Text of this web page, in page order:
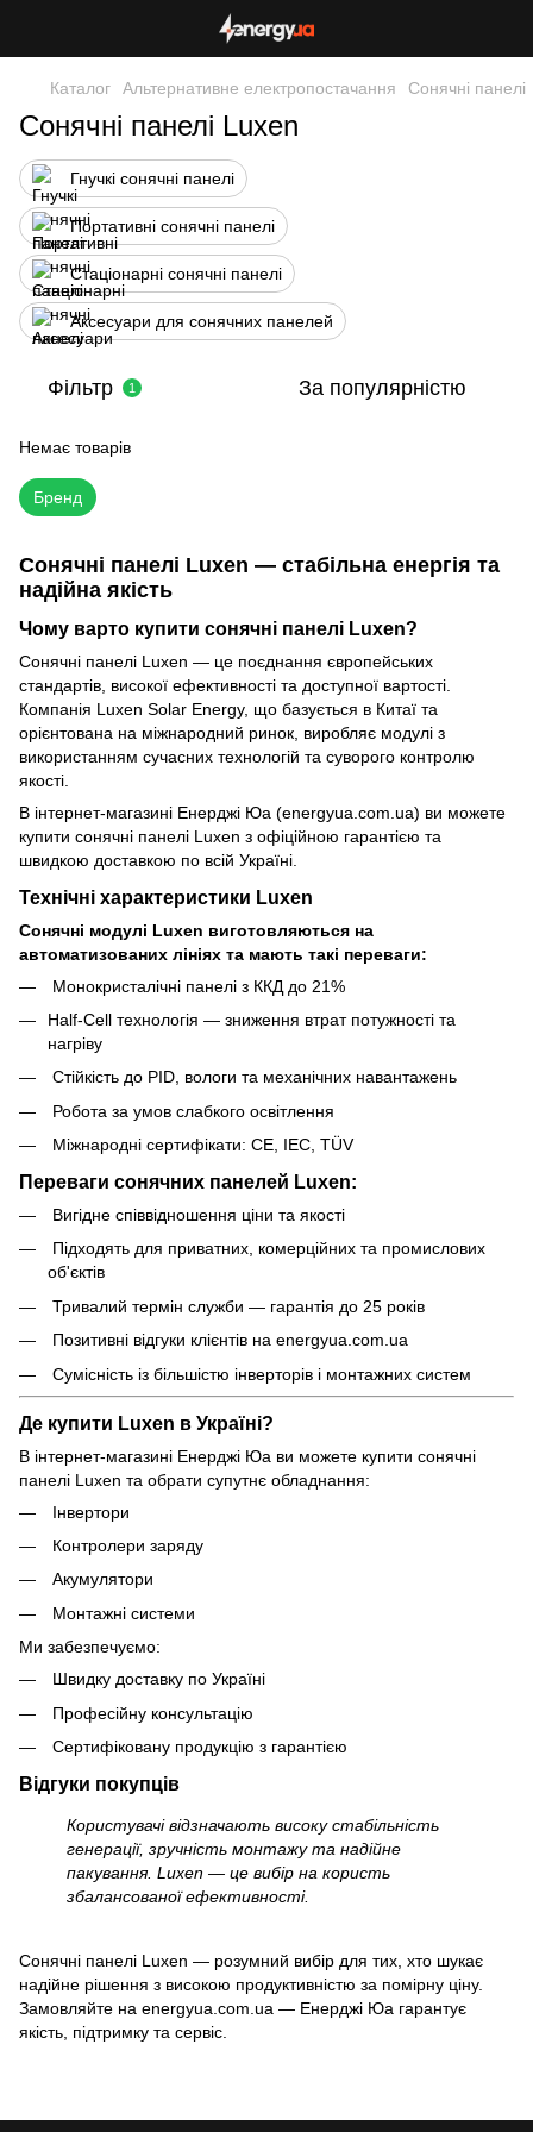
Каталог Альтернативне електропостачання Сонячні панелі
Сонячні панелі Luxen
Гнучкі сонячні панелі
Портативні сонячні панелі
Стаціонарні сонячні панелі
Аксесуари для сонячних панелей
Фільтр 1 За популярністю
Немає товарів
Сонячні панелі Luxen — стабільна енергія та
надійна якість
Чому варто купити сонячні панелі Luxen?
Сонячні панелі Luxen — це поєднання європейських
стандартів, високої ефективності та доступної вартості.
Компанія Luxen Solar Energy, що базується в Китаї та
орієнтована на міжнародний ринок, виробляє модулі з
використанням сучасних технологій та суворого контролю
якості.
В інтернет-магазині Енерджі Юа (energyua.com.ua) ви можете
купити сонячні панелі Luxen з офіційною гарантією та
швидкою доставкою по всій Україні.
Технічні характеристики Luxen
Сонячні модулі Luxen виготовляються на
автоматизованих лініях та мають такі переваги:
Монокристалічні панелі з ККД до 21%
Half-Cell технологія — зниження втрат потужності та
нагріву
Стійкість до PID, вологи та механічних навантажень
Робота за умов слабкого освітлення
Міжнародні сертифікати: CE, IEC, TÜV
Переваги сонячних панелей Luxen:
Вигідне співвідношення ціни та якості
Підходять для приватних, комерційних та промислових
об'єктів
Тривалий термін служби — гарантія до 25 років
Позитивні відгуки клієнтів на energyua.com.ua
Сумісність із більшістю інверторів і монтажних систем
Де купити Luxen в Україні?
В інтернет-магазині Енерджі Юа ви можете купити сонячні
панелі Luxen та обрати супутнє обладнання:
Інвертори
Контролери заряду
Акумулятори
Монтажні системи
Ми забезпечуємо:
Швидку доставку по Україні
Професійну консультацію
Сертифіковану продукцію з гарантією
Відгуки покупців
Користувачі відзначають високу стабільність
генерації, зручність монтажу та надійне
пакування. Luxen — це вибір на користь
збалансованої ефективності.
Сонячні панелі Luxen — розумний вибір для тих, хто шукає
надійне рішення з високою продуктивністю за помірну ціну.
Замовляйте на energyua.com.ua — Енерджі Юа гарантує
якість, підтримку та сервіс.
Бренд